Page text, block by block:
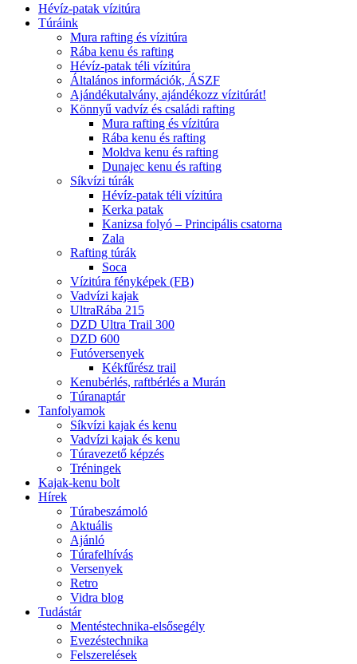
Hévíz-patak vízitúra
Túráink
Mura rafting és vízitúra
Rába kenu és rafting
Hévíz-patak téli vízitúra
Általános információk, ÁSZF
Ajándékutalvány, ajándékozz vízitúrát!
Könnyű vadvíz és családi rafting
Mura rafting és vízitúra
Rába kenu és rafting
Moldva kenu és rafting
Dunajec kenu és rafting
Síkvízi túrák
Hévíz-patak téli vízitúra
Kerka patak
Kanizsa folyó – Principális csatorna
Zala
Rafting túrák
Soca
Vízitúra fényképek (FB)
Vadvízi kajak
UltraRába 215
DZD Ultra Trail 300
DZD 600
Futóversenyek
Kékfűrész trail
Kenubérlés, raftbérlés a Murán
Túranaptár
Tanfolyamok
Síkvízi kajak és kenu
Vadvízi kajak és kenu
Túravezető képzés
Tréningek
Kajak-kenu bolt
Hírek
Túrabeszámoló
Aktuális
Ajánló
Túrafelhívás
Versenyek
Retro
Vidra blog
Tudástár
Mentéstechnika-elsősegély
Evezéstechnika
Felszerelések